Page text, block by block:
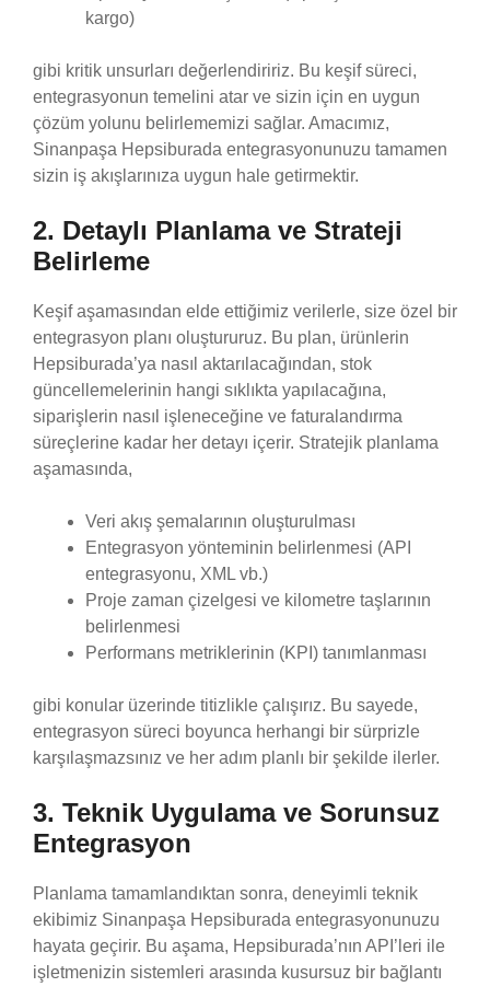
kargo)
gibi kritik unsurları değerlendiririz. Bu keşif süreci,
entegrasyonun temelini atar ve sizin için en uygun
çözüm yolunu belirlememizi sağlar. Amacımız,
Sinanpaşa Hepsiburada entegrasyonunuzu tamamen
sizin iş akışlarınıza uygun hale getirmektir.
2. Detaylı Planlama ve Strateji
Belirleme
Keşif aşamasından elde ettiğimiz verilerle, size özel bir
entegrasyon planı oluştururuz. Bu plan, ürünlerin
Hepsiburada’ya nasıl aktarılacağından, stok
güncellemelerinin hangi sıklıkta yapılacağına,
siparişlerin nasıl işleneceğine ve faturalandırma
süreçlerine kadar her detayı içerir. Stratejik planlama
aşamasında,
Veri akış şemalarının oluşturulması
Entegrasyon yönteminin belirlenmesi (API
entegrasyonu, XML vb.)
Proje zaman çizelgesi ve kilometre taşlarının
belirlenmesi
Performans metriklerinin (KPI) tanımlanması
gibi konular üzerinde titizlikle çalışırız. Bu sayede,
entegrasyon süreci boyunca herhangi bir sürprizle
karşılaşmazsınız ve her adım planlı bir şekilde ilerler.
3. Teknik Uygulama ve Sorunsuz
Entegrasyon
Planlama tamamlandıktan sonra, deneyimli teknik
ekibimiz Sinanpaşa Hepsiburada entegrasyonunuzu
hayata geçirir. Bu aşama, Hepsiburada’nın API’leri ile
işletmenizin sistemleri arasında kusursuz bir bağlantı